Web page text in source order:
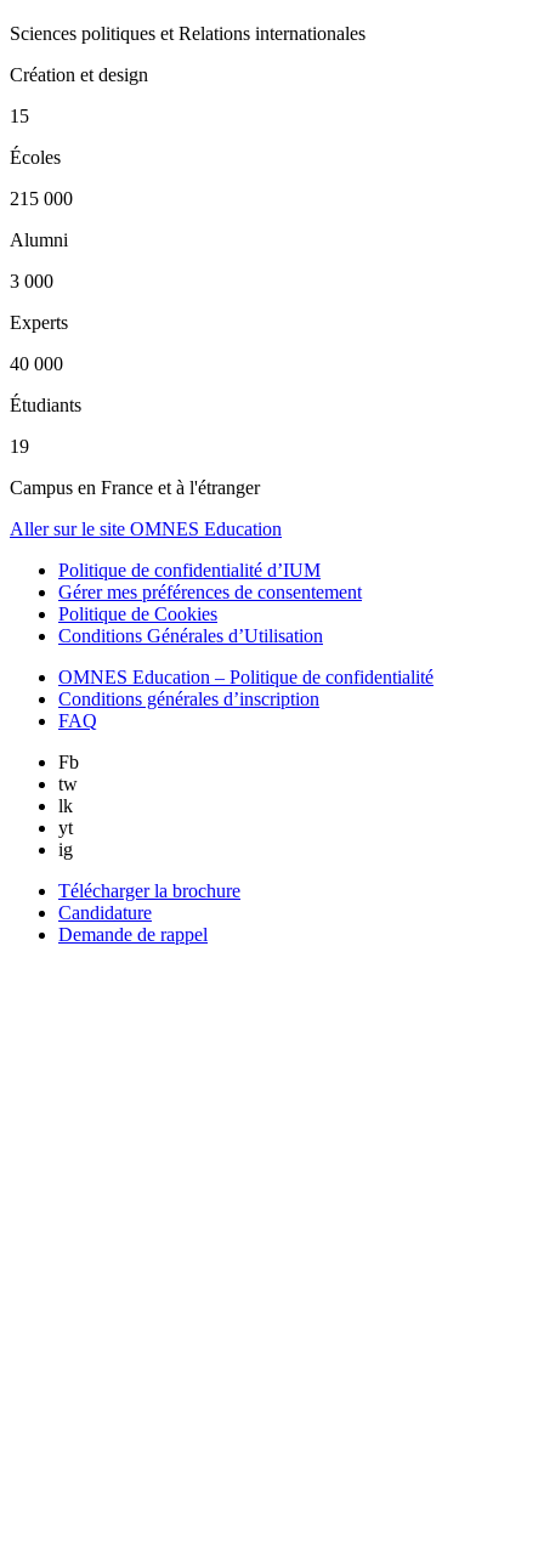
Sciences politiques et Relations internationales
Création et design
15
Écoles
215 000
Alumni
3 000
Experts
40 000
Étudiants
19
Campus en France et à l'étranger
Aller sur le site OMNES Education
Politique de confidentialité d’IUM
Gérer mes préférences de consentement
Politique de Cookies
Conditions Générales d’Utilisation
OMNES Education – Politique de confidentialité
Conditions générales d’inscription
FAQ
Fb
tw
lk
yt
ig
Télécharger la brochure
Candidature
Demande de rappel